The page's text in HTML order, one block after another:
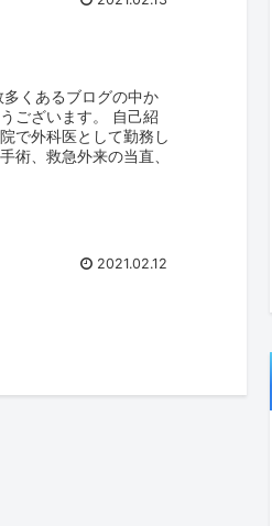
くあるブログの中か
ございます。 自己紹
で外科医として勤務し
術、救急外来の当直、
2021.02.12